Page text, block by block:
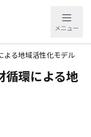
メニュー
よる地域活性化モデル
循環による地